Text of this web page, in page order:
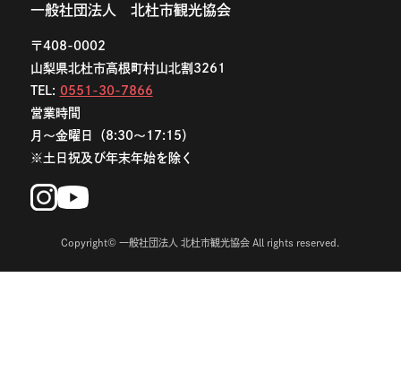
一般社団法人 北杜市観光協会
〒408-0002
山梨県北杜市高根町村山北割3261
TEL: 0551-30-7866
営業時間
月〜金曜日（8:30〜17:15）
※土日祝及び年末年始を除く
Copyright© 一般社団法人 北杜市観光協会 All rights reserved.